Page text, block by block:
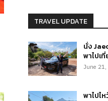
TRAVEL UPDATE
นั่ง
พาไปเ
June
พาไปไ